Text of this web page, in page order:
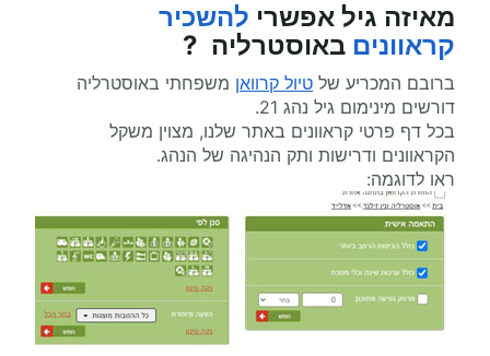
מאיזה גיל אפשרי להשכיר
קראוונים באוסטרליה ?
ברובם המכריע של טיול קרוואן משפחתי באוסטרליה
דורשים מינימום גיל נהג 21.
בכל דף פרטי קראוונים באתר שלנו, מצוין משקל
הקראוונים ודרישות ותק הנהיגה של הנהג.
ראו לדוגמה: